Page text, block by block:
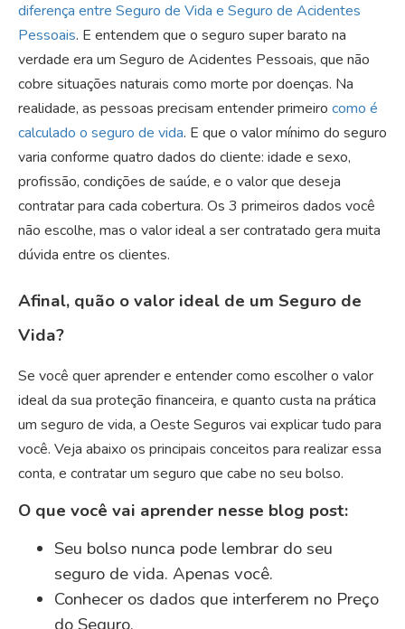
diferença entre Seguro de Vida e Seguro de Acidentes
Pessoais. E entendem que o seguro super barato na
verdade era um Seguro de Acidentes Pessoais, que não
cobre situações naturais como morte por doenças. Na
realidade, as pessoas precisam entender primeiro como é
calculado o seguro de vida. E que o valor mínimo do seguro
varia conforme quatro dados do cliente: idade e sexo,
profissão, condições de saúde, e o valor que deseja
contratar para cada cobertura. Os 3 primeiros dados você
não escolhe, mas o valor ideal a ser contratado gera muita
dúvida entre os clientes.
Afinal, quão o valor ideal de um Seguro de
Vida?
Se você quer aprender e entender como escolher o valor
ideal da sua proteção financeira, e quanto custa na prática
um seguro de vida, a Oeste Seguros vai explicar tudo para
você. Veja abaixo os principais conceitos para realizar essa
conta, e contratar um seguro que cabe no seu bolso.
O que você vai aprender nesse blog post:
Seu bolso nunca pode lembrar do seu
seguro de vida. Apenas você.
Conhecer os dados que interferem no Preço